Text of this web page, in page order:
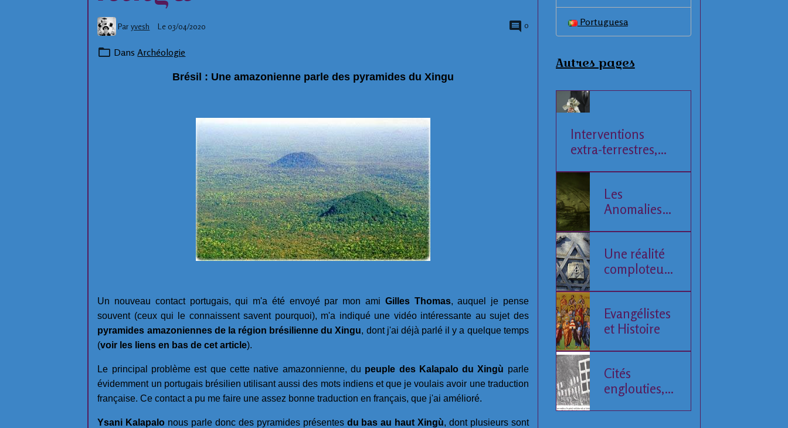
Paryvesh Le 03/04/2020 0
DansArchéologie
Brésil : Une amazonienne parle des pyramides du Xingu
Un nouveau contact portugais, qui m'a été envoyé par mon ami Gilles Thomas, auquel je pense
souvent (ceux qui le connaissent savent pourquoi), m'a indiqué une vidéo intéressante au sujet des
pyramides amazoniennes de la région brésilienne du Xingu, dont j'ai déjà parlé il y a quelque temps
(voir les liens en bas de cet article).
Le principal problème est que cette native amazonnienne, du peuple des Kalapalo du Xingù parle
évidemment un portugais brésilien utilisant aussi des mots indiens et que je voulais avoir une traduction
française. Ce contact a pu me faire une assez bonne traduction en français, que j'ai amélioré.
Ysani Kalapalo nous parle donc des pyramides présentes du bas au haut Xingù, dont plusieurs sont
Portuguesa
Autres pages
Interventions
extra-terrestres,
Les
Anomalies
Une réalité
comploteuse
Evangélistes
et Histoire
Cités
englouties,